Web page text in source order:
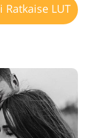
Ratkaise LUT